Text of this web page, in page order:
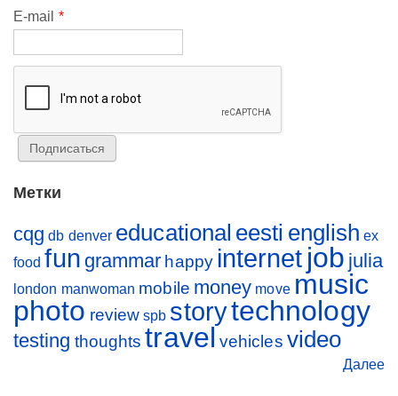
E-mail *
Метки
cqg db denver educational eesti english ex
food fun grammar happy internet job julia
london manwoman mobile money move music
photo review spb storytechnology
testing thoughts travel vehicles video
Далее